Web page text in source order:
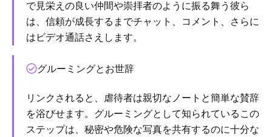
で見栄えの良い仲間や崇拝者のように振る舞う彼ら
は、信頼が成長するまでチャット、コメント、さらに
はビデオ通話さえします。
グルーミングとお世辞
リンクされると、虐待者は親切なノートと簡単な賛辞
を浴びせます。グルーミングとして知られているこの
ステップは、秘密や危険な写真を共有するのに十分な